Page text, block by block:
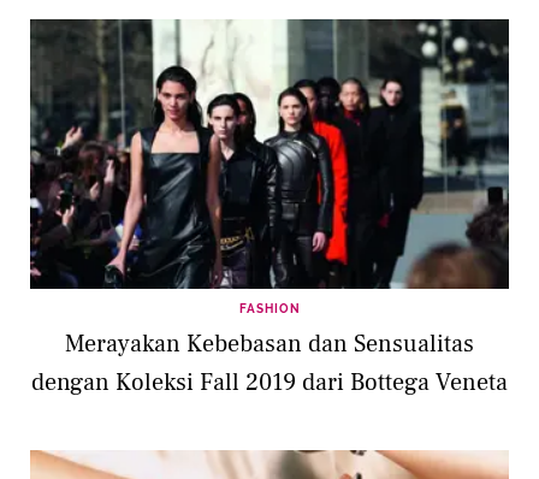
FASHION
Merayakan Kebebasan dan Sensualitas
dengan Koleksi Fall 2019 dari Bottega Veneta